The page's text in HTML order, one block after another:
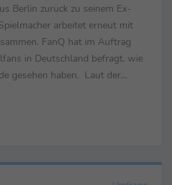
Berlin zurück zu seinem Ex-
arbeitet erneut mit
FanQ hat im Auftrag
in Deutschland befragt, wie
gesehen haben. Laut der